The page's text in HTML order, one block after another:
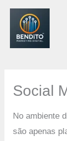
Social
No ambiente
são apenas